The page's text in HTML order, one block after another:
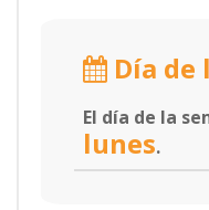
Día de
El día de la
lunes.